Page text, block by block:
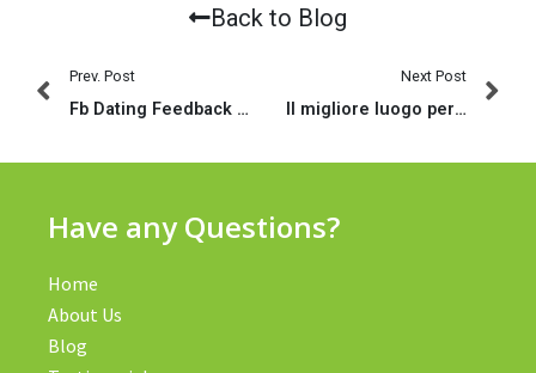
Back to Blog
Prev. Post
Fb Dating Feedback & 8 Best Choices ()
Next Post
Il migliore luogo per argomento che tipo di permette alle fauna
Have any Questions?
Home
About Us
Blog